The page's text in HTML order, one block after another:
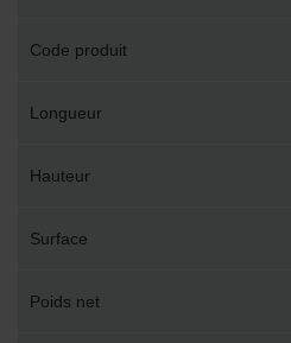
Code produit
Longueur
Hauteur
Surface
Poids net